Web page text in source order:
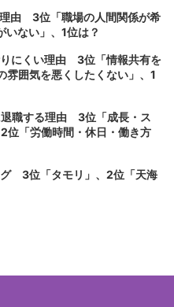
由 3位「職場の人間関係が希
ない」、1位は？
りにくい理由 3位「情報共有を
雰囲気を悪くしたくない」、1
職する理由 3位「成長・ス
位「労働時間・休日・働き方
グ 3位「タモリ」、2位「天海